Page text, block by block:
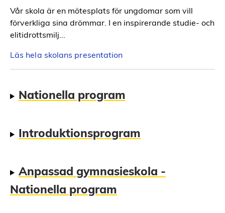
Vår skola är en mötesplats för ungdomar som vill
förverkliga sina drömmar. I en inspirerande studie- och
elitidrottsmilj...
Läs hela skolans presentation
Nationella program
Introduktionsprogram
Anpassad gymnasieskola -
Nationella program